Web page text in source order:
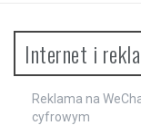
Internet i
Reklama na
cyfrowym